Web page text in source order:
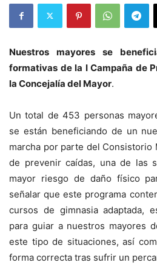
Nuestros mayores se
formativas de la I Campaña de
la Concejalía del Mayor.
Un total de 453 personas
se están beneficiando de un
marcha por parte del Consistorio
de prevenir caídas, una de las
mayor riesgo de daño físico
señalar que este programa
cursos de gimnasia adaptada,
para guiar a nuestros mayores
este tipo de situaciones, así
forma correcta tras sufrir un